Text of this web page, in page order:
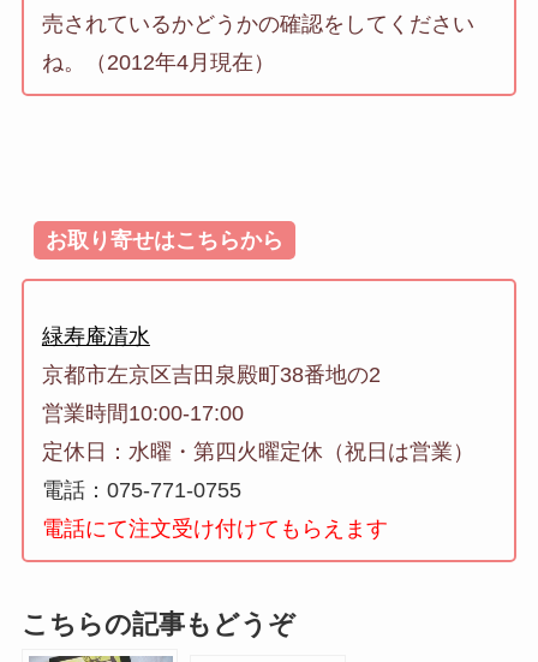
売されているかどうかの確認をしてください
ね。（2012年4月現在）
お取り寄せはこちらから
緑寿庵清水
京都市左京区吉田泉殿町38番地の2
営業時間10:00-17:00
定休日：水曜・第四火曜定休（祝日は営業）
電話：075-771-0755
電話にて注文受け付けてもらえます
こちらの記事もどうぞ